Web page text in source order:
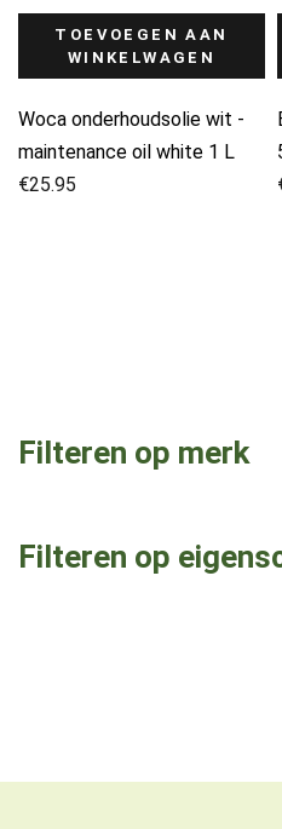
Filteren op merk
Filteren op
TOEVOEGEN AAN
WINKELWAGEN
Woca onderhoudsolie wit -
maintenance oil white 1 L
€25.95